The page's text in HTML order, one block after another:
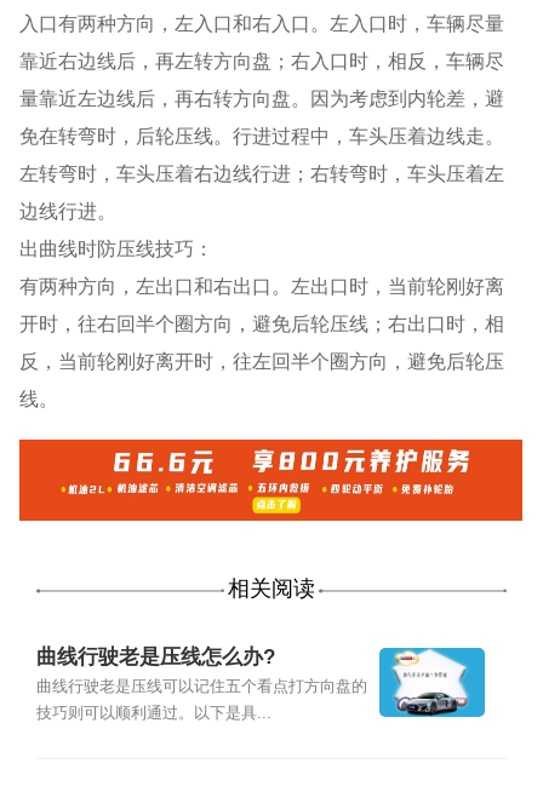
入口有两种方向，左入口和右入口。左入口时，车辆尽量
靠近右边线后，再左转方向盘；右入口时，相反，车辆尽
量靠近左边线后，再右转方向盘。因为考虑到内轮差，避
免在转弯时，后轮压线。行进过程中，车头压着边线走。
左转弯时，车头压着右边线行进；右转弯时，车头压着左
边线行进。
出曲线时防压线技巧：
有两种方向，左出口和右出口。左出口时，当前轮刚好离
开时，往右回半个圈方向，避免后轮压线；右出口时，相
反，当前轮刚好离开时，往左回半个圈方向，避免后轮压
线。
相关阅读
曲线行驶老是压线怎么办?
曲线行驶老是压线可以记住五个看点打方向盘的
技巧则可以顺利通过。以下是具...